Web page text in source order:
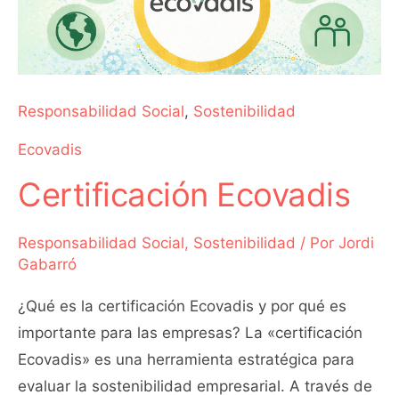
Responsabilidad Social, Sostenibilidad
Ecovadis
Certificación Ecovadis
Responsabilidad Social, Sostenibilidad / Por Jordi
Gabarró
¿Qué es la certificación Ecovadis y por qué es
importante para las empresas? La «certificación
Ecovadis» es una herramienta estratégica para
evaluar la sostenibilidad empresarial. A través de